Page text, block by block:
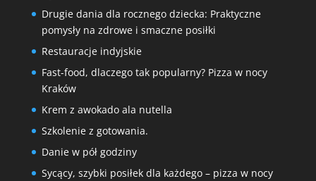
Drugie dania dla rocznego dziecka: Praktyczne
pomysły na zdrowe i smaczne posiłki
Restauracje indyjskie
Fast-food, dlaczego tak popularny? Pizza w nocy
Kraków
Krem z awokado ala nutella
Szkolenie z gotowania.
Danie w pół godziny
Sycący, szybki posiłek dla każdego – pizza w nocy